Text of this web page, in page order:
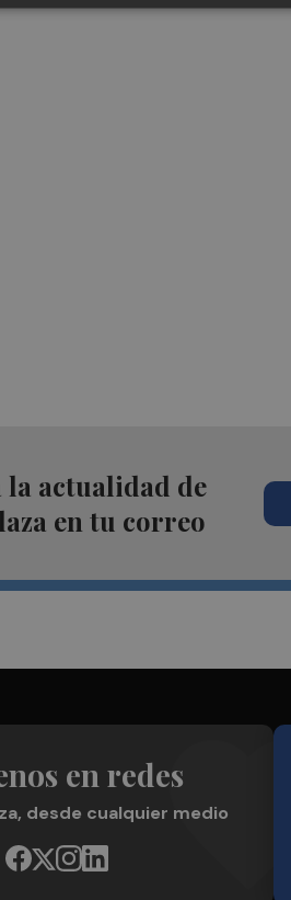
la actualidad de
en tu correo
en redes
desde cualquier medio